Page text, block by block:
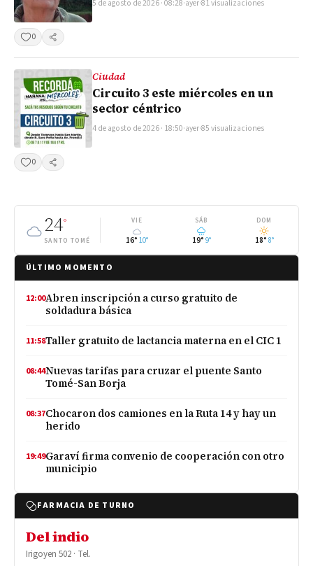
5 de agosto de 2026 · 08:28·ayer·81 visualizaciones
0 Compartir
Ciudad
Circuito 3 este miércoles en un
sector céntrico
4 de agosto de 2026 · 18:50·ayer·85 visualizaciones
0 Compartir
24°
SANTO TOMÉ
VIE
16° 10°
SÁB
19° 9°
DOM
18° 8°
ÚLTIMO MOMENTO
12:00Abren inscripción a curso gratuito de
soldadura básica
11:58Taller gratuito de lactancia materna en el CIC 1
08:44Nuevas tarifas para cruzar el puente Santo
Tomé-San Borja
08:37Chocaron dos camiones en la Ruta 14 y hay un
herido
19:49Garaví firma convenio de cooperación con otro
municipio
FARMACIA DE TURNO
Del indio
Irigoyen 502 · Tel.